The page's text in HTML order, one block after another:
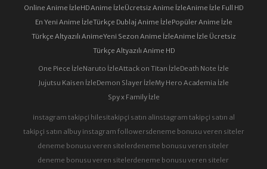
Online Anime İzleHD Anime İzleÜcretsiz Anime İzleAnime İzle Full HD
En Yeni Anime İzleTürkçe Dublaj Anime İzlePopüler Anime İzle
Türkçe Altyazılı AnimeYeni Sezon Anime İzleAnime İzle Ücretsiz
Türkçe Altyazılı Anime HD
One Piece İzleNaruto İzleAttack on Titan İzleDeath Note İzle
Jujutsu Kaisen İzleDemon Slayer İzleMy Hero Academia İzle
Spy x Family İzle
instagram takipçi hilesitakipçi satın alinstagram takipçi satın al
takipçi satın albuy instagram followersdeneme bonusu veren siteler
deneme bonusu veren sitelerdeneme bonusu veren siteler
deneme bonusu veren sitelerdeneme bonusu veren siteler